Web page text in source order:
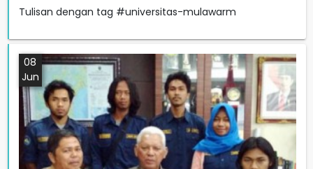
Tulisan dengan tag #universitas-mulawarm
08
Jun